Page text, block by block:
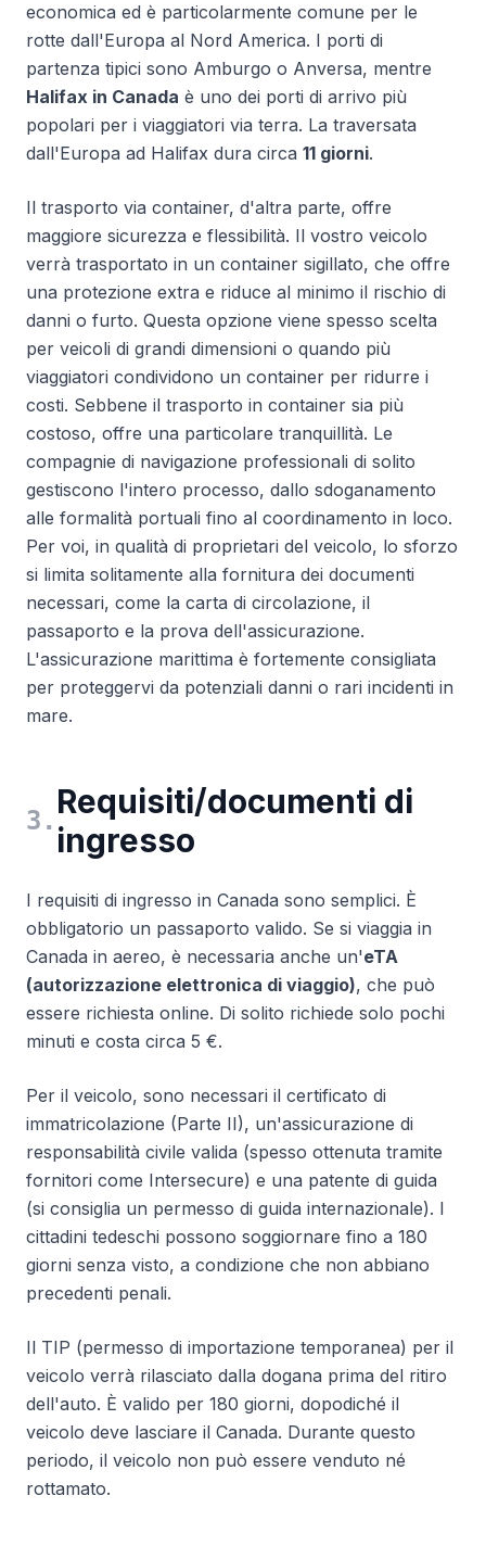
economica ed è particolarmente comune per le
rotte dall'Europa al Nord America. I porti di
partenza tipici sono Amburgo o Anversa, mentre
Halifax in Canada è uno dei porti di arrivo più
popolari per i viaggiatori via terra. La traversata
dall'Europa ad Halifax dura circa 11 giorni.
Il trasporto via container, d'altra parte, offre
maggiore sicurezza e flessibilità. Il vostro veicolo
verrà trasportato in un container sigillato, che offre
una protezione extra e riduce al minimo il rischio di
danni o furto. Questa opzione viene spesso scelta
per veicoli di grandi dimensioni o quando più
viaggiatori condividono un container per ridurre i
costi. Sebbene il trasporto in container sia più
costoso, offre una particolare tranquillità. Le
compagnie di navigazione professionali di solito
gestiscono l'intero processo, dallo sdoganamento
alle formalità portuali fino al coordinamento in loco.
Per voi, in qualità di proprietari del veicolo, lo sforzo
si limita solitamente alla fornitura dei documenti
necessari, come la carta di circolazione, il
passaporto e la prova dell'assicurazione.
L'assicurazione marittima è fortemente consigliata
per proteggervi da potenziali danni o rari incidenti in
mare.
3 . Requisiti/documenti di
ingresso
I requisiti di ingresso in Canada sono semplici. È
obbligatorio un passaporto valido. Se si viaggia in
Canada in aereo, è necessaria anche un'eTA
(autorizzazione elettronica di viaggio), che può
essere richiesta online. Di solito richiede solo pochi
minuti e costa circa 5 €.
Per il veicolo, sono necessari il certificato di
immatricolazione (Parte II), un'assicurazione di
responsabilità civile valida (spesso ottenuta tramite
fornitori come Intersecure) e una patente di guida
(si consiglia un permesso di guida internazionale). I
cittadini tedeschi possono soggiornare fino a 180
giorni senza visto, a condizione che non abbiano
precedenti penali.
Il TIP (permesso di importazione temporanea) per il
veicolo verrà rilasciato dalla dogana prima del ritiro
dell'auto. È valido per 180 giorni, dopodiché il
veicolo deve lasciare il Canada. Durante questo
periodo, il veicolo non può essere venduto né
rottamato.